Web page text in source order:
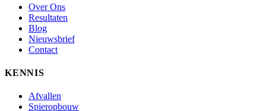
Over Ons
Resultaten
Blog
Nieuwsbrief
Contact
KENNIS
Afvallen
Spieropbouw